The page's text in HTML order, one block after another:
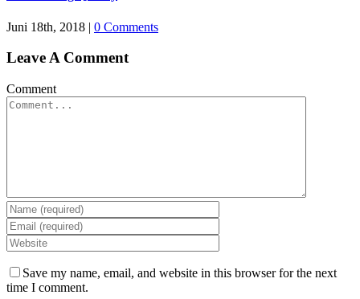
Juni 18th, 2018 | 0 Comments
Leave A Comment
Comment
Save my name, email, and website in this browser for the next
time I comment.